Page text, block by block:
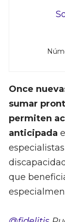
Once
sumar
permiten
anticipada
que